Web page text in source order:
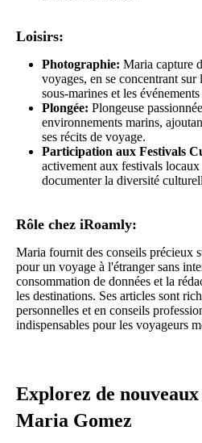
Loisirs:
Photographie: Maria capture
voyages, en se concentrant sur
sous-marines et les
Plongée: Plongeuse
environnements marins,
ses récits de voyage.
Participation aux Festivals
activement aux festivals
documenter la diversité
Rôle chez iRoamly:
Maria fournit des conseils précieux
pour un voyage à l'étranger sans
consommation de données et la
les destinations. Ses articles sont
personnelles et en conseils
indispensables pour les voyageurs
Explorez de
Maria Gomez